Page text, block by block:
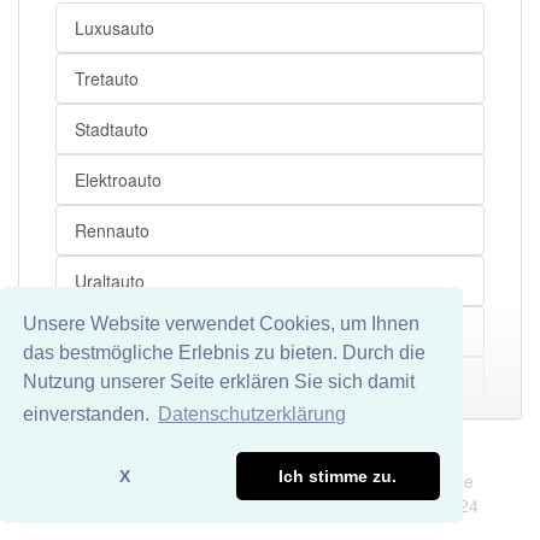
Unsere Website verwendet Cookies, um Ihnen
das bestmögliche Erlebnis zu bieten. Durch die
Nutzung unserer Seite erklären Sie sich damit
einverstanden.
Datenschutzerklärung
X Ich stimme zu.
Personenkraftwagen
Bauart
Beförderung
Pkw
Luxusauto
Tretauto
Stadtauto
Elektroauto
Rennauto
Uraltauto
Zitronenauto
Rettungsauto
Feuerwehrauto
Mehr
Datenschutz
Wir übernehmen keine Garantie und keine Haftung für die
Richtigkeit und Vollständigkeit dieser Seite. DDDEasy 2024